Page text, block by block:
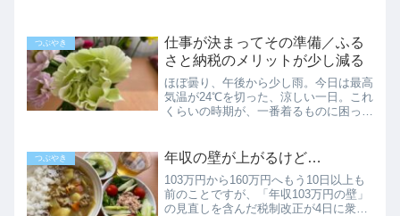
つぶやき
仕事が決まってその準備／ふる
さと納税のメリットが少し減る
ほぼ曇り、午後から少し雨。今日は最高
気温が24℃を切った、涼しい一日。これ
くらいの時期が、一番着るものに困った
トの手前の方に出してみました。出した
途端に、カッと暑くなった...
つぶやき 年収の壁が上がるけど…
103万円から160万円へもう10日以上も
前のことですが、「年収103万円の壁」
の見直しを含んだ税制改正が4日に衆議